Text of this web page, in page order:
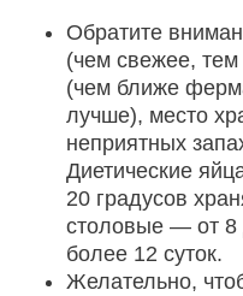
Обратите
(чем свежее,
(чем ближе
лучше), место
неприятных
Диетические
20 градусов
столовые — от
более 12 суток.
Желательно,